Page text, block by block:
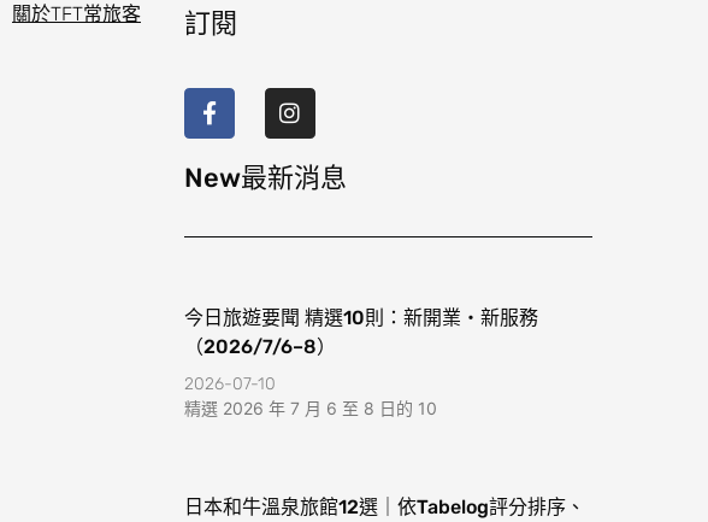
關於TFT常旅客 訂閱
a
c
e
b
o
k
n
s
t
a
g
a
New最新消息
今日旅遊要聞 精選10則：新開業・新服務
（2026/7/6–8）
2026-07-10
精選 2026 年 7 月 6 至 8 日的 10
日本和牛溫泉旅館12選｜依Tabelog評分排序、